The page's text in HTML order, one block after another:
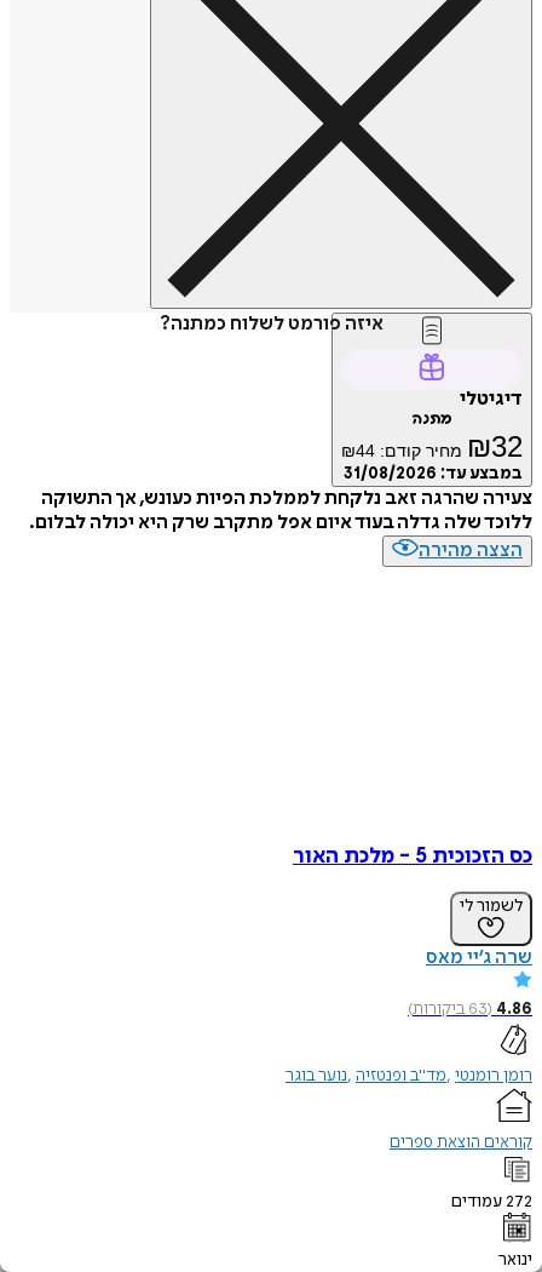
איזה פורמט לשלוח כמתנה?
דיגיטלי
מתנה
₪32 מחיר קודם: ₪44
במבצע עד: 31/08/2026
צעירה שהרגה זאב נלקחת לממלכת הפיות כעונש, אך התשוקה
ללוכד שלה גדלה בעוד איום אפל מתקרב שרק היא יכולה לבלום.
הצצה מהירה
כס הזכוכית 5 - מלכת האור
לשמור לי
שרה ג’יי מאס
4.86
(
63ביקורות)
רומן רומנטי מד"ב ופנטזיה נוער בוגר
קוראים הוצאת ספרים
272עמודים
ינואר